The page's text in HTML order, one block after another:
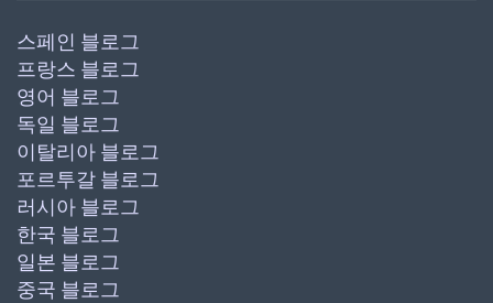
스페인 블로그
프랑스 블로그
영어 블로그
독일 블로그
이탈리아 블로그
포르투갈 블로그
러시아 블로그
한국 블로그
일본 블로그
중국 블로그